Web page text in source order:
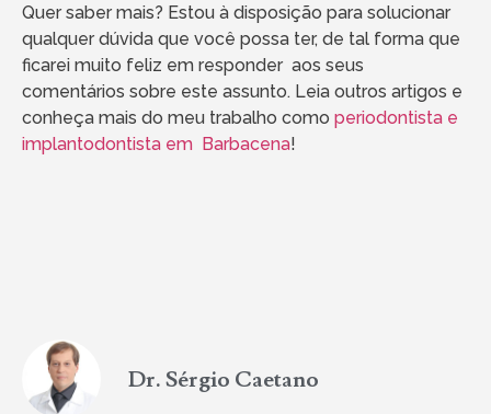
Quer saber mais? Estou à disposição para solucionar
qualquer dúvida que você possa ter, de tal forma que
ficarei muito feliz em responder aos seus
comentários sobre este assunto. Leia outros artigos e
conheça mais do meu trabalho como periodontista e
implantodontista em Barbacena!
Dr. Sérgio Caetano